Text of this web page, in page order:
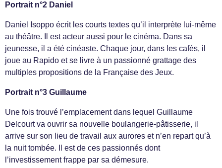
Portrait n°2 Daniel
Daniel Isoppo écrit les courts textes qu’il interprète lui-même
au théâtre. Il est acteur aussi pour le cinéma. Dans sa
jeunesse, il a été cinéaste. Chaque jour, dans les cafés, il
joue au Rapido et se livre à un passionné grattage des
multiples propositions de la Française des Jeux.
Portrait n°3 Guillaume
Une fois trouvé l’emplacement dans lequel Guillaume
Delcourt va ouvrir sa nouvelle boulangerie-pâtisserie, il
arrive sur son lieu de travail aux aurores et n’en repart qu’à
la nuit tombée. Il est de ces passionnés dont
l’investissement frappe par sa démesure.